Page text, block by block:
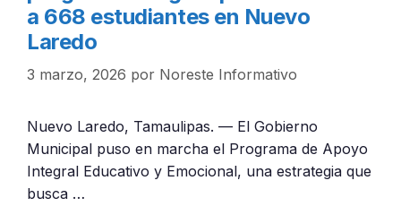
a 668 estudiantes en Nuevo
Laredo
3 marzo, 2026 por Noreste Informativo
Nuevo Laredo, Tamaulipas. — El Gobierno
Municipal puso en marcha el Programa de Apoyo
Integral Educativo y Emocional, una estrategia que
busca …